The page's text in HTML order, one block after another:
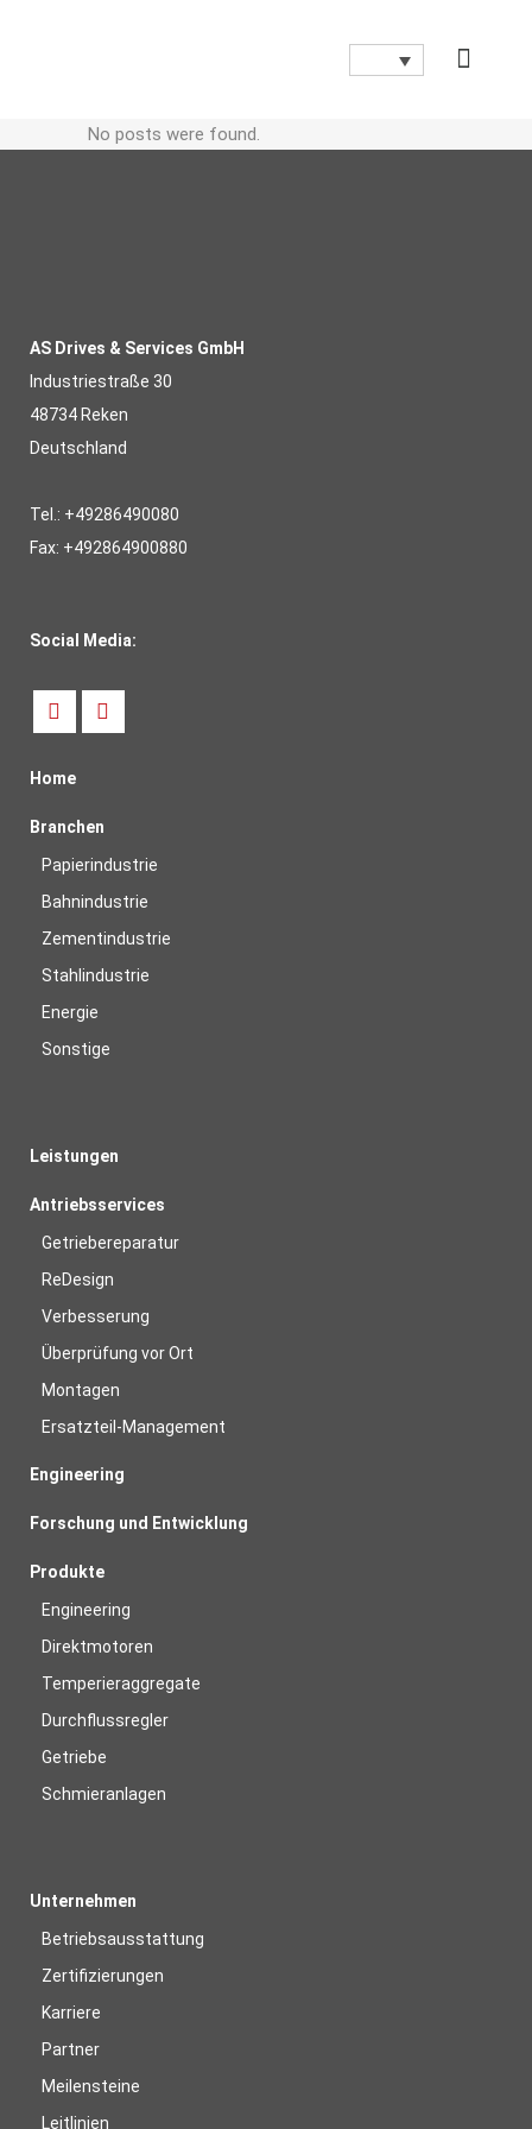
No posts were found.
AS Drives & Services GmbH
Industriestraße 30
48734 Reken
Deutschland
Tel.: +49286490080
Fax: +492864900880
Social Media:
Home
Branchen
Papierindustrie
Bahnindustrie
Zementindustrie
Stahlindustrie
Energie
Sonstige
Leistungen
Antriebsservices
Getriebereparatur
ReDesign
Verbesserung
Überprüfung vor Ort
Montagen
Ersatzteil-Management
Engineering
Forschung und Entwicklung
Produkte
Engineering
Direktmotoren
Temperieraggregate
Durchflussregler
Getriebe
Schmieranlagen
Unternehmen
Betriebsausstattung
Zertifizierungen
Karriere
Partner
Meilensteine
Leitlinien